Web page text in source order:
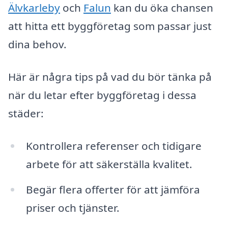
Älvkarleby och Falun kan du öka chansen
att hitta ett byggföretag som passar just
dina behov.
Här är några tips på vad du bör tänka på
när du letar efter byggföretag i dessa
städer:
Kontrollera referenser och tidigare
arbete för att säkerställa kvalitet.
Begär flera offerter för att jämföra
priser och tjänster.